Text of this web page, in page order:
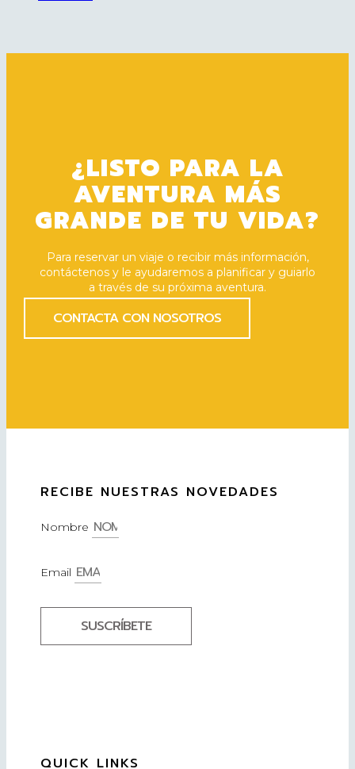
¿LISTO PARA LA
AVENTURA MÁS
GRANDE DE TU VIDA?
Para reservar un viaje o recibir más información,
contáctenos y le ayudaremos a planificar y guiarlo
a través de su próxima aventura.
CONTACTA CON NOSOTROS
RECIBE NUESTRAS NOVEDADES
Nombre
Email
SUSCRÍBETE
QUICK LINKS